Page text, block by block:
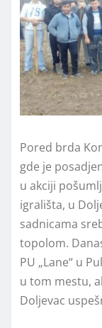
Pored brda
gde je
u akciji
igrališta, u
sadnicama
topolom.
PU „Lane“ u
u tom mestu,
Doljevac